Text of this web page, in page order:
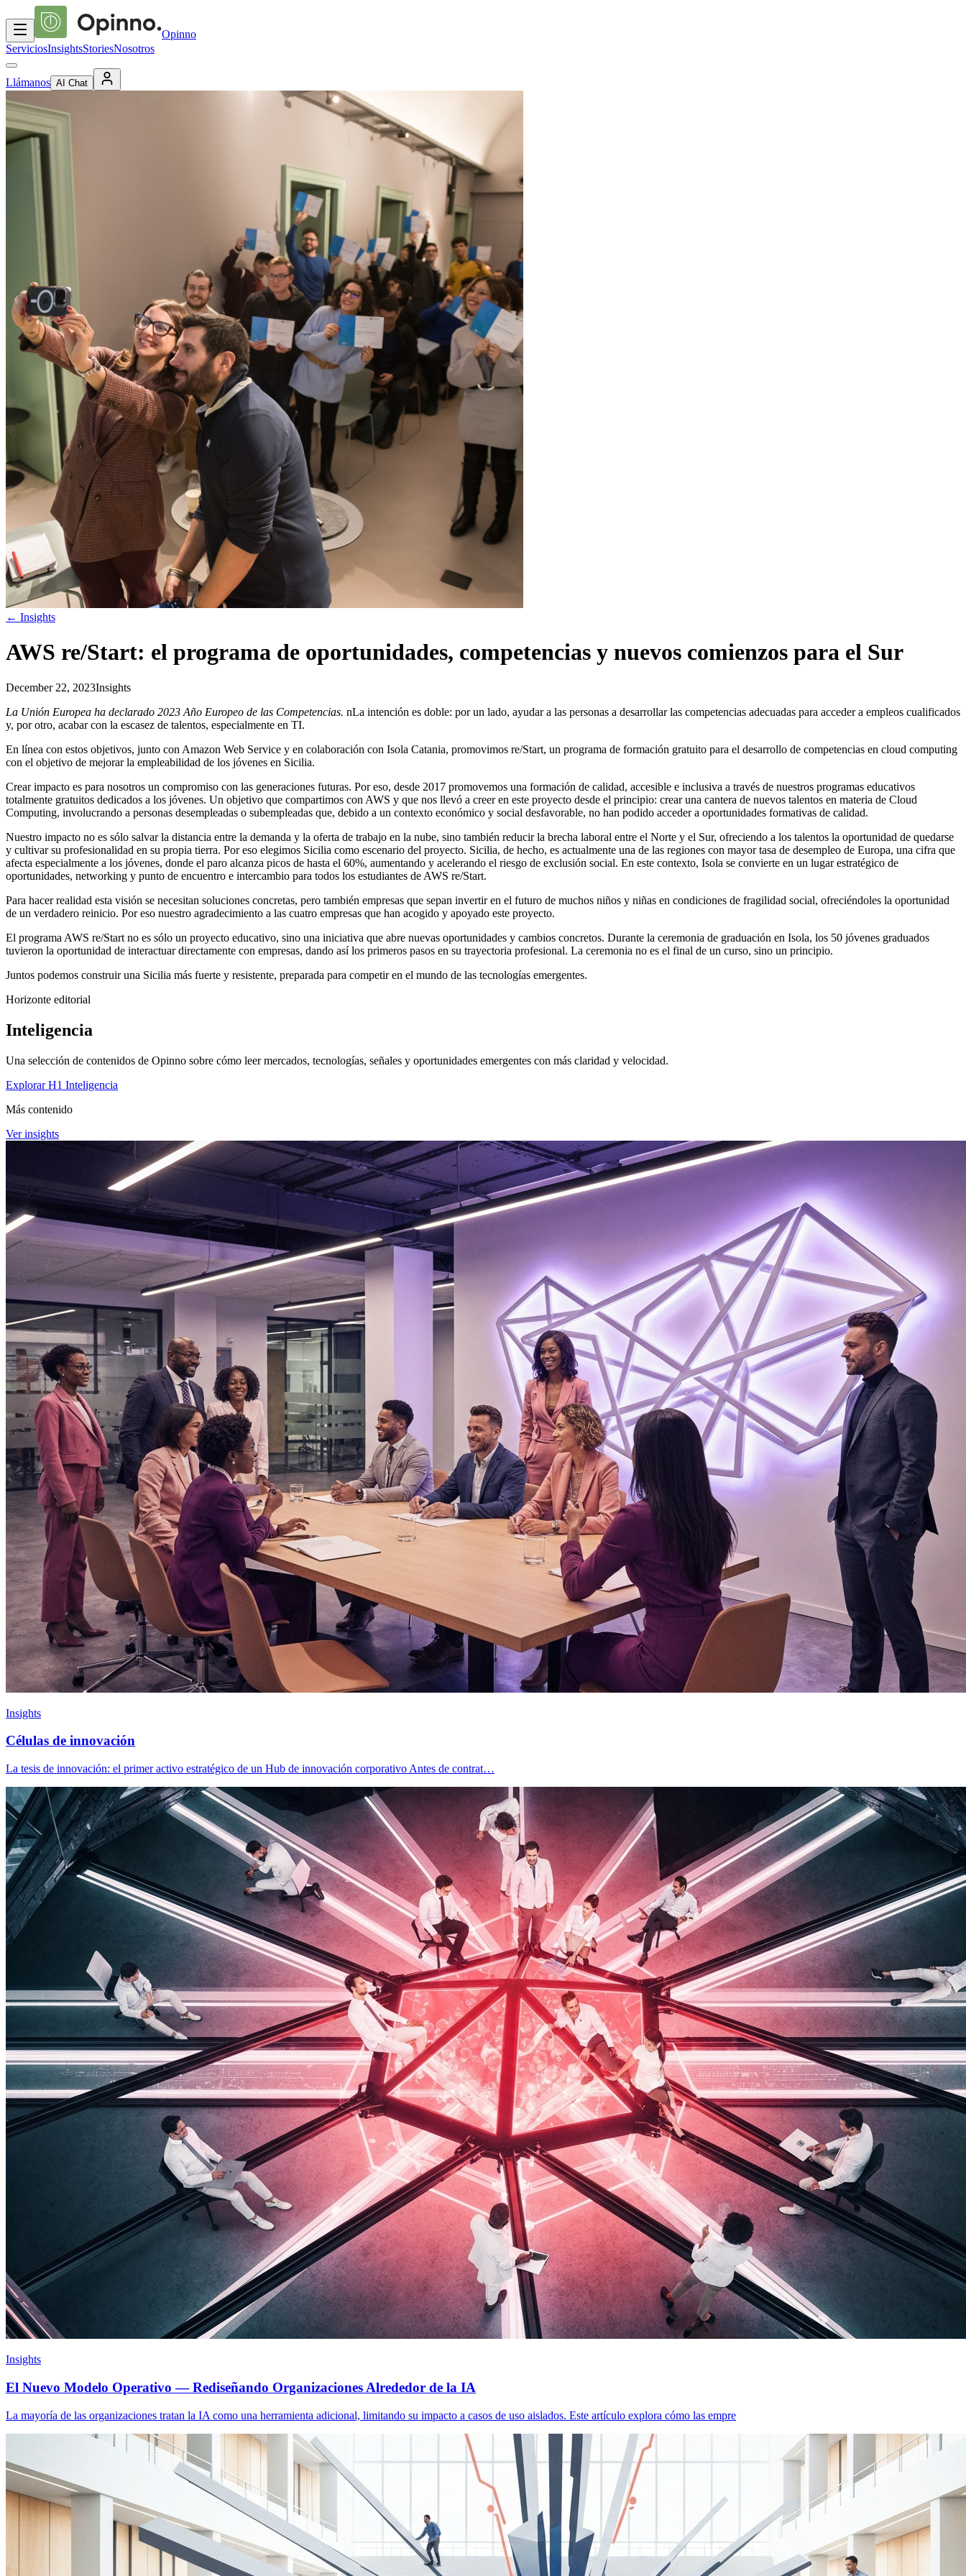
Opinno
ServiciosInsightsStoriesNosotros
Llámanos AI Chat
← Insights
AWS re/Start: el programa de oportunidades, competencias y nuevos comienzos para el Sur
December 22, 2023Insights
La Unión Europea ha declarado 2023 Año Europeo de las Competencias. nLa intención es doble: por un lado, ayudar a las personas a desarrollar las competencias adecuadas para acceder a empleos cualificados
y, por otro, acabar con la escasez de talentos, especialmente en TI.
En línea con estos objetivos, junto con Amazon Web Service y en colaboración con Isola Catania, promovimos re/Start, un programa de formación gratuito para el desarrollo de competencias en cloud computing
con el objetivo de mejorar la empleabilidad de los jóvenes en Sicilia.
Crear impacto es para nosotros un compromiso con las generaciones futuras. Por eso, desde 2017 promovemos una formación de calidad, accesible e inclusiva a través de nuestros programas educativos
totalmente gratuitos dedicados a los jóvenes. Un objetivo que compartimos con AWS y que nos llevó a creer en este proyecto desde el principio: crear una cantera de nuevos talentos en materia de Cloud
Computing, involucrando a personas desempleadas o subempleadas que, debido a un contexto económico y social desfavorable, no han podido acceder a oportunidades formativas de calidad.
Nuestro impacto no es sólo salvar la distancia entre la demanda y la oferta de trabajo en la nube, sino también reducir la brecha laboral entre el Norte y el Sur, ofreciendo a los talentos la oportunidad de quedarse
y cultivar su profesionalidad en su propia tierra. Por eso elegimos Sicilia como escenario del proyecto. Sicilia, de hecho, es actualmente una de las regiones con mayor tasa de desempleo de Europa, una cifra que
afecta especialmente a los jóvenes, donde el paro alcanza picos de hasta el 60%, aumentando y acelerando el riesgo de exclusión social. En este contexto, Isola se convierte en un lugar estratégico de
oportunidades, networking y punto de encuentro e intercambio para todos los estudiantes de AWS re/Start.
Para hacer realidad esta visión se necesitan soluciones concretas, pero también empresas que sepan invertir en el futuro de muchos niños y niñas en condiciones de fragilidad social, ofreciéndoles la oportunidad
de un verdadero reinicio. Por eso nuestro agradecimiento a las cuatro empresas que han acogido y apoyado este proyecto.
El programa AWS re/Start no es sólo un proyecto educativo, sino una iniciativa que abre nuevas oportunidades y cambios concretos. Durante la ceremonia de graduación en Isola, los 50 jóvenes graduados
tuvieron la oportunidad de interactuar directamente con empresas, dando así los primeros pasos en su trayectoria profesional. La ceremonia no es el final de un curso, sino un principio.
Juntos podemos construir una Sicilia más fuerte y resistente, preparada para competir en el mundo de las tecnologías emergentes.
Horizonte editorial
Inteligencia
Una selección de contenidos de Opinno sobre cómo leer mercados, tecnologías, señales y oportunidades emergentes con más claridad y velocidad.
Explorar H1 Inteligencia
Más contenido
Ver insights
Insights
Células de innovación
La tesis de innovación: el primer activo estratégico de un Hub de innovación corporativo Antes de contrat…
Insights
El Nuevo Modelo Operativo — Rediseñando Organizaciones Alrededor de la IA
La mayoría de las organizaciones tratan la IA como una herramienta adicional, limitando su impacto a casos de uso aislados. Este artículo explora cómo las empre